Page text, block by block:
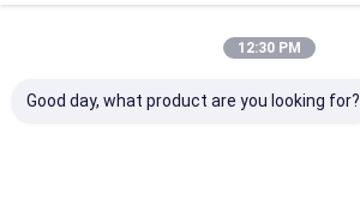
12:30 PM
Good day, what product are you looking for?